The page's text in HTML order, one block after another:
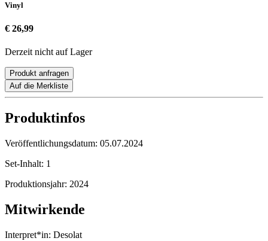
Vinyl
€ 26,99
Derzeit nicht auf Lager
Produkt anfragen
Auf die Merkliste
Produktinfos
Veröffentlichungsdatum: 05.07.2024
Set-Inhalt: 1
Produktionsjahr: 2024
Mitwirkende
Interpret*in: Desolat